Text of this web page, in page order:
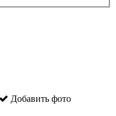
Добавить фото